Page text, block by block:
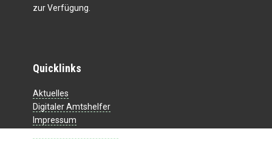
zur Verfügung.
Quicklinks
Aktuelles
Digitaler Amtshelfer
Impressum